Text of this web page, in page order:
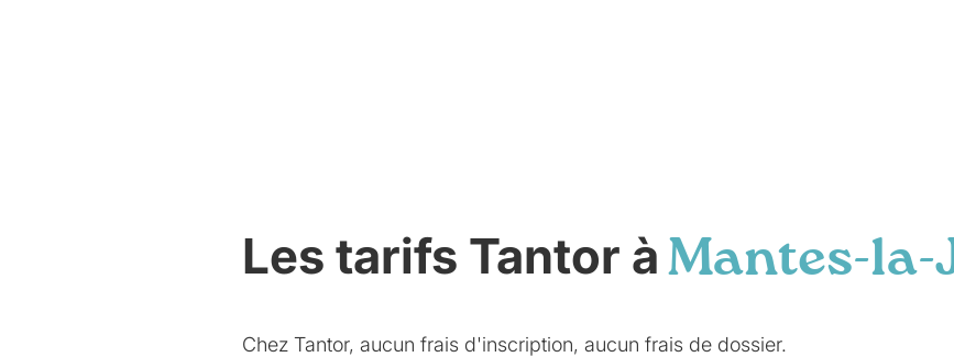
Les tarifs Tantor à Mantes-la-
Chez Tantor, aucun frais d'inscription, aucun frais de dossier.